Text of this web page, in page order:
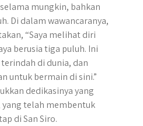
mungkin, bahkan
Di dalam wawancaranya,
“Saya melihat diri
berusia tiga puluh. Ini
di dunia, dan
untuk bermain di sini.”
dedikasinya yang
telah membentuk
di San Siro.